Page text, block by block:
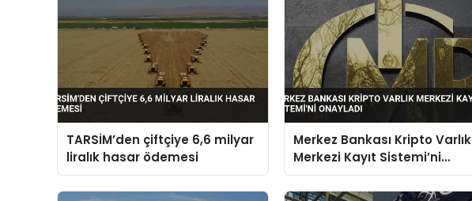
TARSİM’den çiftçiye 6,6 milyar
liralık hasar ödemesi
Merkez Bankası Kripto Varlık
Merkezi Kayıt Sistemi’ni
Onayladı